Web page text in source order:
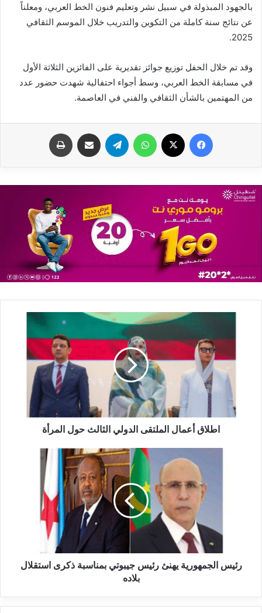
بالجهود المبذولة في سبيل نشر وتعليم فنون الخط العربي، ومعلناً
عن نتائج سنة كاملة من التكوين والتدريب خلال الموسم الثقافي
2025.
وقد تم خلال الحفل توزيع جوائز تقديرية على الفائزين الثلاثة الأول
في مسابقة الخط العربي، وسط أجواء احتفالية شهدت حضور عدد
من المهتمين بالشأن الثقافي والفني في العاصمة.
فيسبوك واتساب تيلقرام مشاركة عبر البريد
اطلاق أعمال الملتقى الدولي الثالث حول المرأة
رئيس الجمهورية يهنئ رئيس جيبوتي بمناسبة ذكرى استقلال
بلاده